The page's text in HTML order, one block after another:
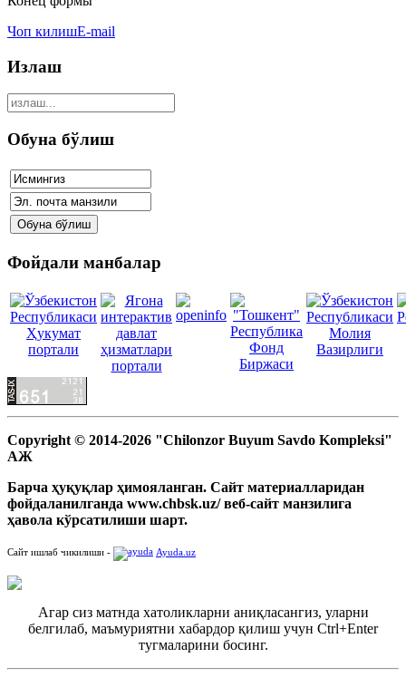
Чоп килишE-mail
Излаш
Обуна бўлиш
Фойдали манбалар
Copyright © 2014-2026 "Chilonzor Buyum Savdo Kompleksi"
АЖ
Барча ҳуқуқлар ҳимояланган. Сайт материалларидан
фойдаланилганда www.chbsk.uz/ веб-сайт манзилига
ҳавола кўрсатилиши шарт.
Сайт ишлаб чикилиши - Ayuda.uz
Агар сиз матнда хатоликларни аниқласангиз, уларни
белгилаб, маъмуриятни хабардор қилиш учун Ctrl+Enter
тугмаларини босинг.